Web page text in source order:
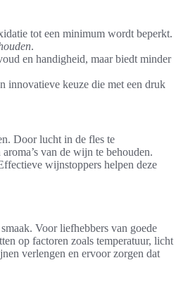
tot een minimum wordt beperkt.
.
en handigheid, maar biedt minder
innovatieve keuze die met een druk
Door lucht in de fles te
van de wijn te behouden.
wijnstoppers helpen deze
Voor liefhebbers van goede
op factoren zoals temperatuur, licht
verlengen en ervoor zorgen dat